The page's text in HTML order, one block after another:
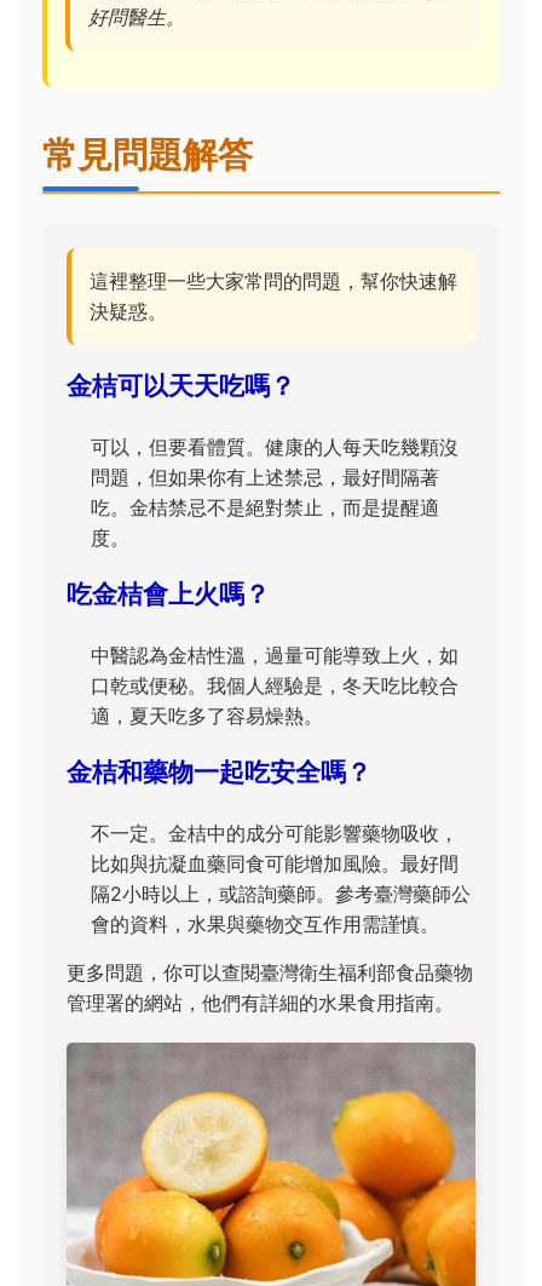
好問醫生。
常見問題解答
這裡整理一些大家常問的問題，幫你快速解
決疑惑。
金桔可以天天吃嗎？
可以，但要看體質。健康的人每天吃幾顆沒
問題，但如果你有上述禁忌，最好間隔著
吃。金桔禁忌不是絕對禁止，而是提醒適
度。
吃金桔會上火嗎？
中醫認為金桔性溫，過量可能導致上火，如
口乾或便秘。我個人經驗是，冬天吃比較合
適，夏天吃多了容易燥熱。
金桔和藥物一起吃安全嗎？
不一定。金桔中的成分可能影響藥物吸收，
比如與抗凝血藥同食可能增加風險。最好間
隔2小時以上，或諮詢藥師。參考臺灣藥師公
會的資料，水果與藥物交互作用需謹慎。
更多問題，你可以查閱臺灣衛生福利部食品藥物
管理署的網站，他們有詳細的水果食用指南。